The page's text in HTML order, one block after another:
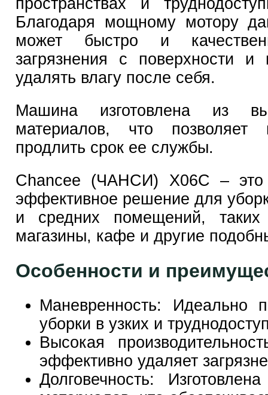
пространствах и
Благодаря мощному мотору
может быстро и
загрязнения с поверхности и
удалять влагу после себя.
Машина изготовлена из
материалов, что позволяет
продлить срок ее службы.
Chancee (ЧАНСИ) X06C –
эффективное решение для
и средних помещений,
магазины, кафе и другие
Особенности и
Маневренность: Идеально
уборки в узких и
Высокая
эффективно удаляет
Долговечность: